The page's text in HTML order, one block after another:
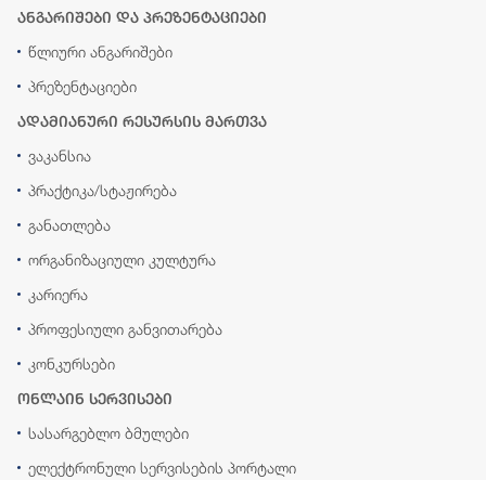
ანგარიშები და პრეზენტაციები
წლიური ანგარიშები
პრეზენტაციები
ადამიანური რესურსის მართვა
ვაკანსია
პრაქტიკა/სტაჟირება
განათლება
ორგანიზაციული კულტურა
კარიერა
პროფესიული განვითარება
კონკურსები
ონლაინ სერვისები
სასარგებლო ბმულები
ელექტრონული სერვისების პორტალი